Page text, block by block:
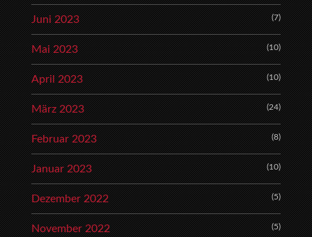
Juni 2023 (7)
Mai 2023 (10)
April 2023 (10)
März 2023 (24)
Februar 2023 (8)
Januar 2023 (10)
Dezember 2022 (5)
November 2022 (5)